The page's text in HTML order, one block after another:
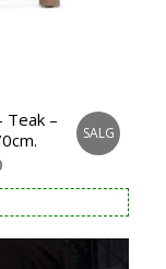
Teak –
Nåværende
pris
er:
kr 23.996,00.
SALG